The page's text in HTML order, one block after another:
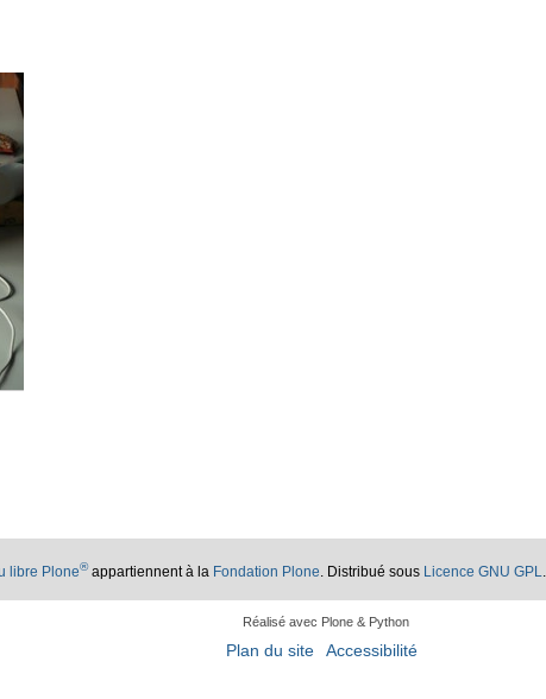
libre Plone®appartiennent à la Fondation Plone . Distribué sous Licence GNU GPL
Réalisé avec Plone & Python
Plan du site Accessibilité